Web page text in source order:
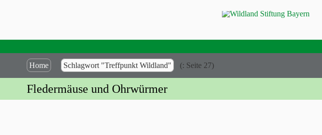
Home Schlagwort "Treffpunkt Wildland" (: Seite 27)
Fledermäuse und Ohrwürmer